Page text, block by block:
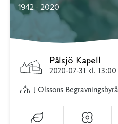
1942 - 2020
Pålsjö Kapell
2020-07-31 kl. 13:00
J Olssons Begravningsbyrå